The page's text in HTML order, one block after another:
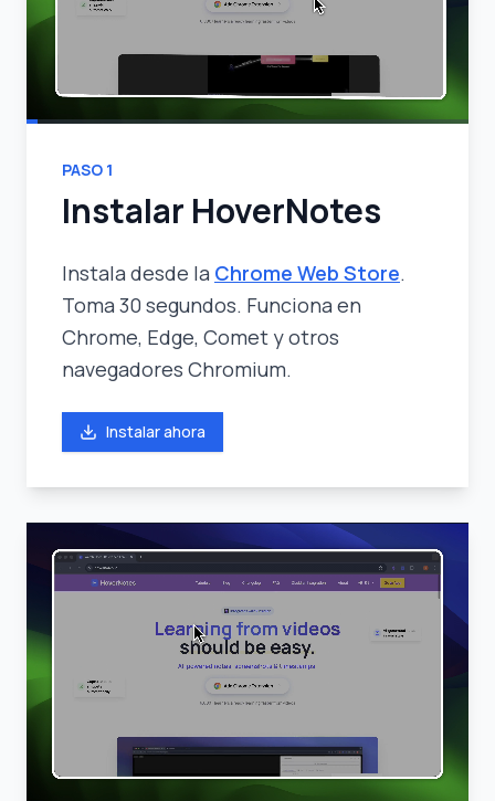
PASO 1
Instalar HoverNotes
Instala desde la Chrome Web Store.
Toma 30 segundos. Funciona en
Chrome, Edge, Comet y otros
navegadores Chromium.
Instalar ahora